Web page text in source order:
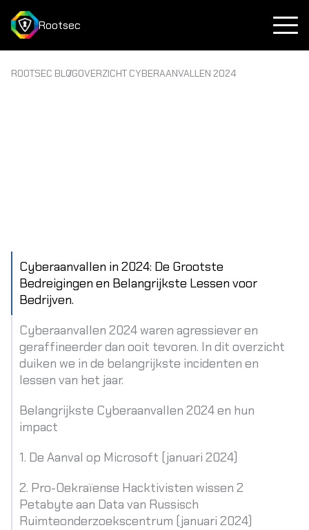
Rootsec
ROOTSEC BLOGOVERZICHT CYBERAANVALLEN 2024
Cyberaanvallen in 2024: De Grootste
Bedreigingen en Belangrijkste Lessen voor
Bedrijven.
Cyberaanvallen 2024 waren agressiever en
geraffineerder dan ooit tevoren. In dit overzicht
duiken we in de belangrijkste incidenten en
lessen van het jaar.
Belangrijkste Cyberaanvallen 2024 en hun
impact
1. De Aanval op Microsoft (januari 2024)
2. Pro-Oekraïense Hacktivisten wissen 2
Petabyte aan Data van Russisch
Ruimteonderzoekscentrum (januari 2024)